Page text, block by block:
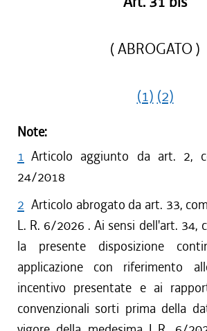
( ABROGATO )
(1) (2)
Note:
1 Articolo aggiunto da art. 2,
24/2018
2 Articolo abrogato da art. 33,
L. R. 6/2026 . Ai sensi dell'art. 34,
la presente disposizione
applicazione con riferimento
incentivo presentate e ai
convenzionali sorti prima della